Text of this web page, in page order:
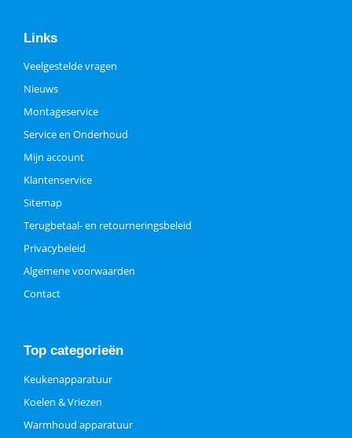
Links
Veelgestelde vragen
Nieuws
Montageservice
Service en Onderhoud
Mijn account
Klantenservice
Sitemap
Terugbetaal- en retourneringsbeleid
Privacybeleid
Algemene voorwaarden
Contact
Top categorieën
Keukenapparatuur
Koelen & Vriezen
Warmhoud apparatuur